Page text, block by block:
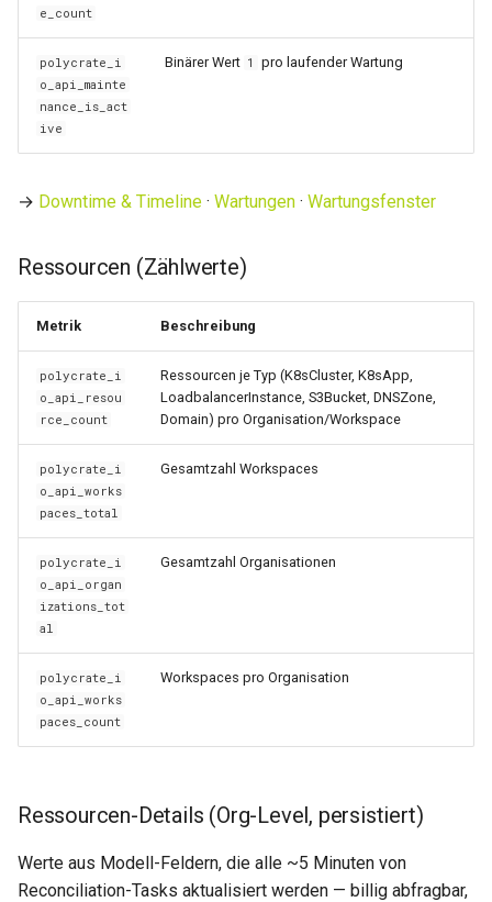
0.11.10
0.11.9
0.11.6
0.11.5
0.11.4
0.11.3
e_count
polycrate_i
o_api_mainte
nance_is_act
ive
Binärer Wert 1 pro laufender Wartung
→ Downtime & Timeline · Wartungen · Wartungsfenster
Ressourcen (Zählwerte)
Metrik Beschreibung
polycrate_i
o_api_resou
rce_count
Ressourcen je Typ (K8sCluster, K8sApp,
LoadbalancerInstance, S3Bucket, DNSZone,
Domain) pro Organisation/Workspace
polycrate_i
o_api_works
paces_total
Gesamtzahl Workspaces
polycrate_i
o_api_organ
izations_tot
al
Gesamtzahl Organisationen
polycrate_i
o_api_works
paces_count
Workspaces pro Organisation
Ressourcen-Details (Org-Level, persistiert)
Werte aus Modell-Feldern, die alle ~5 Minuten von
Reconciliation-Tasks aktualisiert werden — billig abfragbar,